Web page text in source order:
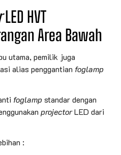
LED HVT
Area Bawah
utama, pemilik juga
alias penggantian foglamp
foglampstandar dengan
projectorLED dari
: